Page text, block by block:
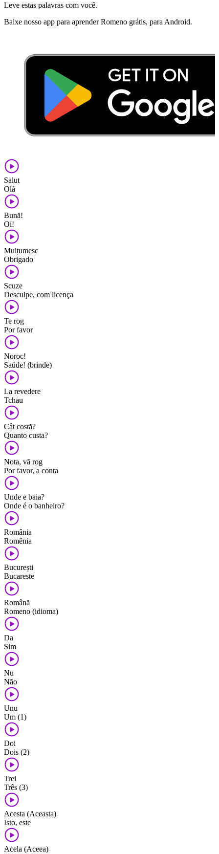
Leve estas palavras com você.
Baixe nosso app para aprender Romeno grátis, para Android.
Salut
Olá
Bună!
Oi!
Mulțumesc
Obrigado
Scuze
Desculpe, com licença
Te rog
Por favor
Noroc!
Saúde! (brinde)
La revedere
Tchau
Cât costă?
Quanto custa?
Nota, vă rog
Por favor, a conta
Unde e baia?
Onde é o banheiro?
România
Romênia
București
Bucareste
Română
Romeno (idioma)
Da
Sim
Nu
Não
Unu
Um (1)
Doi
Dois (2)
Trei
Três (3)
Acesta (Aceasta)
Isto, este
Acela (Aceea)